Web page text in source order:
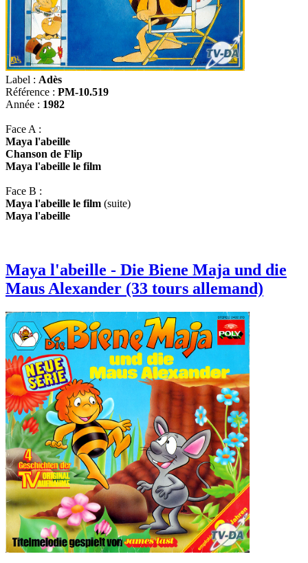
Label : Adès
Référence : PM-10.519
Année : 1982
Face A :
Maya l'abeille
Chanson de Flip
Maya l'abeille le film
Face B :
Maya l'abeille le film (suite)
Maya l'abeille
Maya l'abeille - Die Biene Maja und die
Maus Alexander (33 tours allemand)